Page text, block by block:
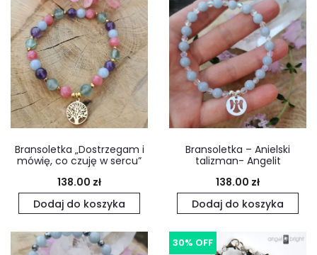
Bransoletka „Dostrzegam i
mówię, co czuję w sercu”
138.00 zł
Dodaj do koszyka
Bransoletka – Anielski
talizman- Angelit
138.00 zł
Dodaj do koszyka
30% OFF